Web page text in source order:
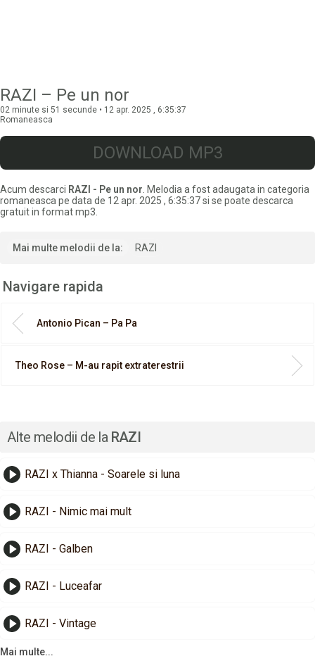
RAZI – Pe un nor
02 minute si 51 secunde • 12 apr. 2025 , 6:35:37
Romaneasca
DOWNLOAD MP3
Acum descarci RAZI - Pe un nor . Melodia a fost adaugata in categoria
romaneasca pe data de 12 apr. 2025 , 6:35:37 si se poate descarca
gratuit in format mp3.
Mai multe melodii de la: RAZI
Navigare rapida
Antonio Pican – Pa Pa
Theo Rose – M-au rapit extraterestrii
Alte melodii de la RAZI
RAZI x Thianna - Soarele si luna
RAZI - Nimic mai mult
RAZI - Galben
RAZI - Luceafar
RAZI - Vintage
Mai multe...